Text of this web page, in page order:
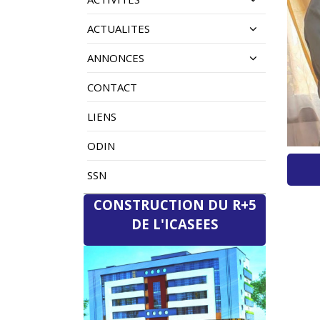
ACTUALITES
ANNONCES
CONTACT
LIENS
ODIN
SSN
CONSTRUCTION DU R+5
DE L'ICASEES